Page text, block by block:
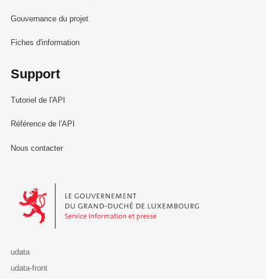
Gouvernance du projet
Fiches d'information
Support
Tutoriel de l'API
Référence de l'API
Nous contacter
Le Gouvernement du Grand-Duché de Luxembourg - Service
udata
udata-front